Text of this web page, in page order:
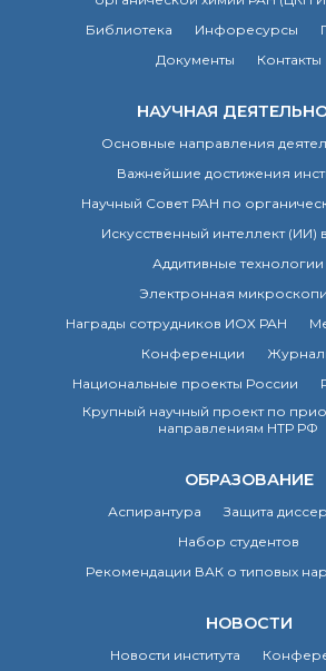
Библиотека
Инфоресурсы
Документы
Контакты
НАУЧНАЯ
Основные направления
Важнейшие достижения
Научный Совет РАН по
Искусственный интеллект (ИИ)
Аддитивные технологии
Электронная
Награды сотрудников ИОХ РАН
Конференции
Национальные проекты России
Крупный научный проект по
направлениям НТР РФ
ОБРАЗОВАНИЕ
Аспирантура
Защита
Набор студентов
Рекомендации ВАК о типовых
НОВОСТИ
Новости института